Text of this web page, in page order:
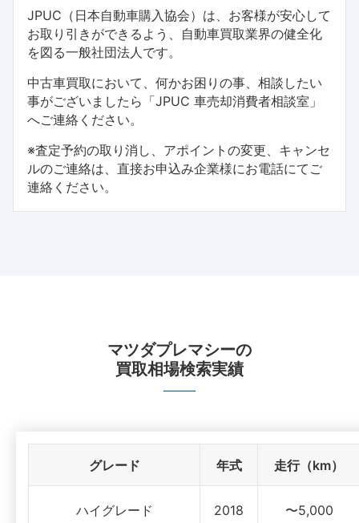
JPUC（日本自動車購入協会）は、お客様が安心して
お取り引きができるよう、自動車買取業界の健全化
を図る一般社団法人です。
中古車買取において、何かお困りの事、相談したい
事がございましたら「JPUC 車売却消費者相談室」
へご連絡ください。
※査定予約の取り消し、アポイントの変更、キャンセ
ルのご連絡は、直接お申込み企業様にお電話にてご
連絡ください。
マツダプレマシーの
買取相場検索実績
グレード 年式 走行（km）
ハイグレード 2018 〜5,000